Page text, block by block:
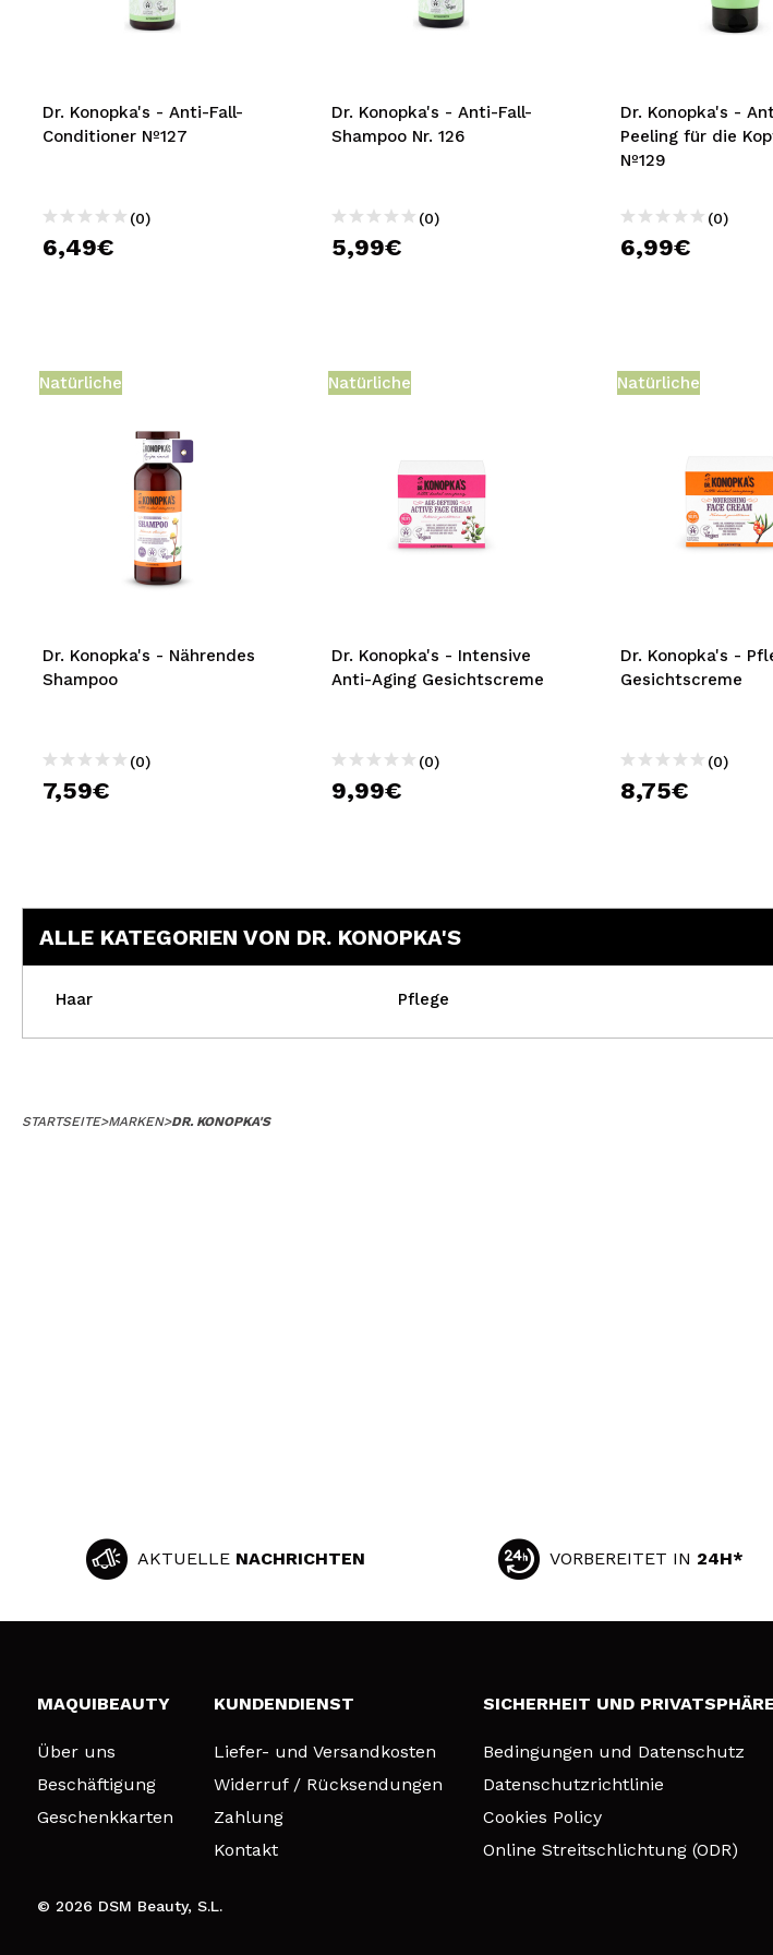
MAQUIFARMA
TRAVEL SIZE
SPECIALS
BLOG
Dr. Konopka's - Anti-Fall-
Conditioner Nº127
(0)
6,49€
Dr. Konopka's - Anti-Fall-
Shampoo Nr. 126
(0)
5,99€
Dr. Konopka's -
Peeling für die
Nº129
(0)
6,99€
Natürliche
Dr. Konopka's - Nährendes
Shampoo
(0)
7,59€
Natürliche
Dr. Konopka's - Intensive
Anti-Aging Gesichtscreme
(0)
9,99€
Natürliche
Dr. Konopka's -
Gesichtscreme
(0)
8,75€
ALLE KATEGORIEN VON DR. KONOPKA'S
Haar Pflege
STARTSEITE>MARKEN>DR. KONOPKA'S
AKTUELLE NACHRICHTEN VORBEREITET IN 24H*
MAQUIBEAUTY
Über uns
Beschäftigung
Geschenkkarten
KUNDENDIENST
Liefer- und Versandkosten
Widerruf / Rücksendungen
Zahlung
Kontakt
SICHERHEIT UND PRIVATSPHÄRE
Bedingungen und Datenschutz
Datenschutzrichtlinie
Cookies Policy
Online Streitschlichtung (ODR)
© 2026 DSM Beauty, S.L.